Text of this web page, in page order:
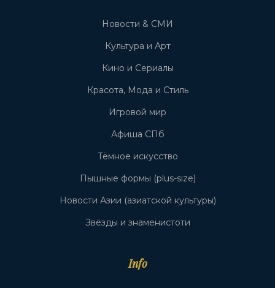
Новости & СМИ
Культура и Арт
Кино и Сериалы
Красота, Мода и Стиль
Игровой мир
Афиша СПб
Тёмное искусство
Пышные формы (plus-size)
Новости Азии (азиатской культуры)
Звёзды и знаменистоти
Info